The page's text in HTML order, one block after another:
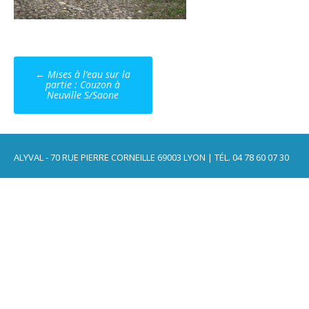
Post
navigation
← Mises à l’eau sur la
partie : Couzon à
Neuville S/Saone
ALYVAL - 70 RUE PIERRE CORNEILLE 69003 LYON | TÉL. 04 78 60 07 30